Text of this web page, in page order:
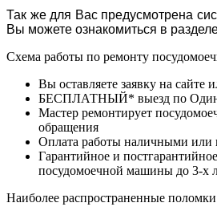
Так же для Вас предусмотрена
Вы можете ознакомиться в
Схема работы по ремонту
Вы оставляете заявку на сайте
БЕСПЛАТНЫЙ* выезд по
Мастер ремонтирует
обращения
Оплата работы наличными или
Гарантийное и
посудомоечной машины до 3-х
Наиболее распространенные